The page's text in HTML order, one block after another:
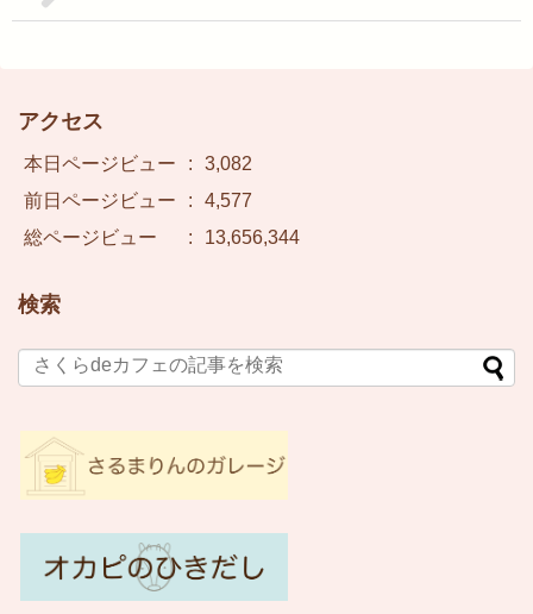
アクセス
本日ページビュー :
3,082
前日ページビュー
:
4,577
総ページビュー
: 13,656,344
検索